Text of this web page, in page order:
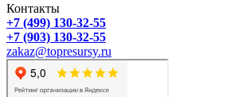
Контакты
+7 (499) 130-32-55
+7 (903) 130-32-55
zakaz@topresursy.ru